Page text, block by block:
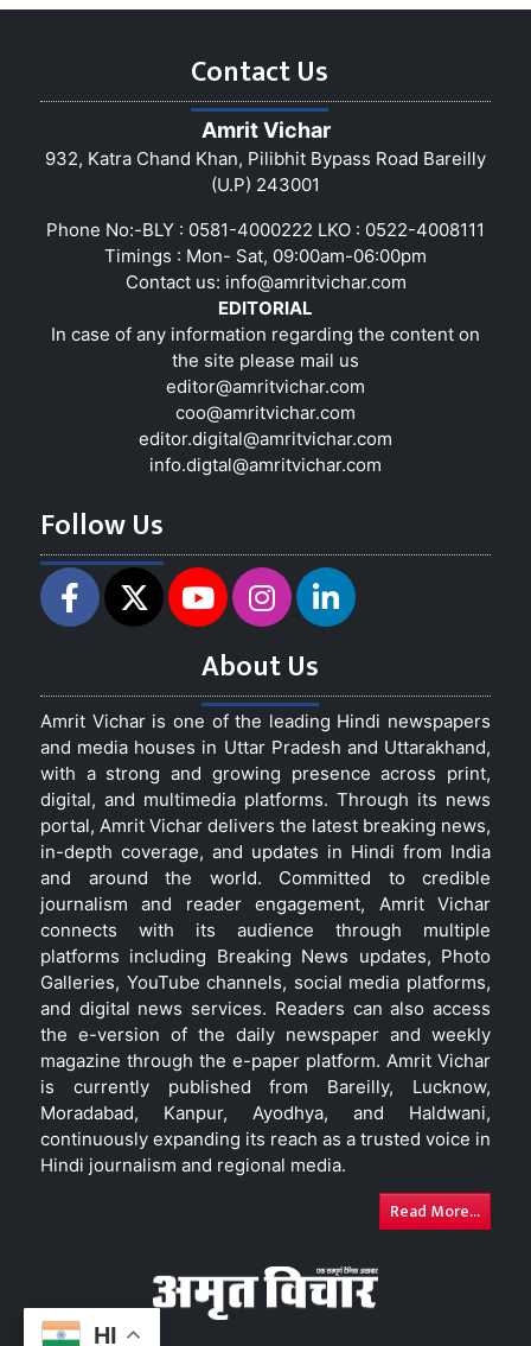
HI
Contact Us
Amrit Vichar
932, Katra Chand Khan, Pilibhit Bypass Road Bareilly
(U.P) 243001
Phone No:-BLY : 0581-4000222 LKO : 0522-4008111
Timings : Mon- Sat, 09:00am-06:00pm
Contact us: info@amritvichar.com
EDITORIAL
In case of any information regarding the content on
the site please mail us
editor@amritvichar.com
coo@amritvichar.com
editor.digital@amritvichar.com
info.digtal@amritvichar.com
Follow Us
About Us
Amrit Vichar is one of the leading Hindi newspapers
and media houses in Uttar Pradesh and Uttarakhand,
with a strong and growing presence across print,
digital, and multimedia platforms. Through its news
portal, Amrit Vichar delivers the latest breaking news,
in-depth coverage, and updates in Hindi from India
and around the world. Committed to credible
journalism and reader engagement, Amrit Vichar
connects with its audience through multiple
platforms including Breaking News updates, Photo
Galleries, YouTube channels, social media platforms,
and digital news services. Readers can also access
the e-version of the daily newspaper and weekly
magazine through the e-paper platform. Amrit Vichar
is currently published from Bareilly, Lucknow,
Moradabad, Kanpur, Ayodhya, and Haldwani,
continuously expanding its reach as a trusted voice in
Hindi journalism and regional media.
Read More...